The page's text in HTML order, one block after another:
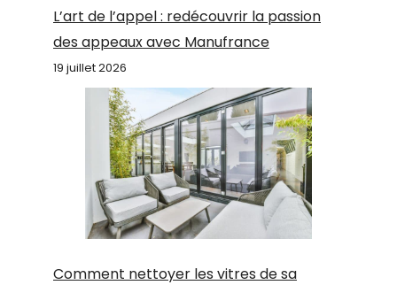
L’art de l’appel : redécouvrir la passion
des appeaux avec Manufrance
19 juillet 2026
Comment nettoyer les vitres de sa